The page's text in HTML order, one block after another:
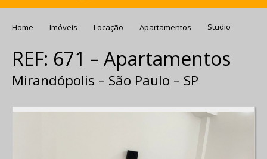
Home Imóveis Locação Apartamentos Studio
REF: 671 – Apartamentos
Mirandópolis – São Paulo – SP